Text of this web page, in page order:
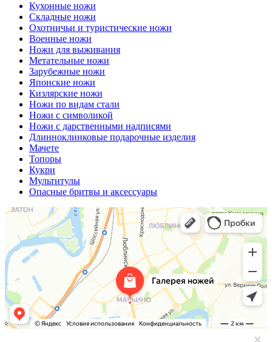
Кухонные ножи
Складные ножи
Охотничьи и туристические ножи
Военные ножи
Ножи для выживания
Метательные ножи
Зарубежные ножи
Японские ножи
Кизлярские ножи
Ножи по видам стали
Ножи с символикой
Ножи с дарственными надписями
Длинноклинковые подарочные изделия
Мачете
Топоры
Кукри
Мультитулы
Опасные бритвы и аксессуары